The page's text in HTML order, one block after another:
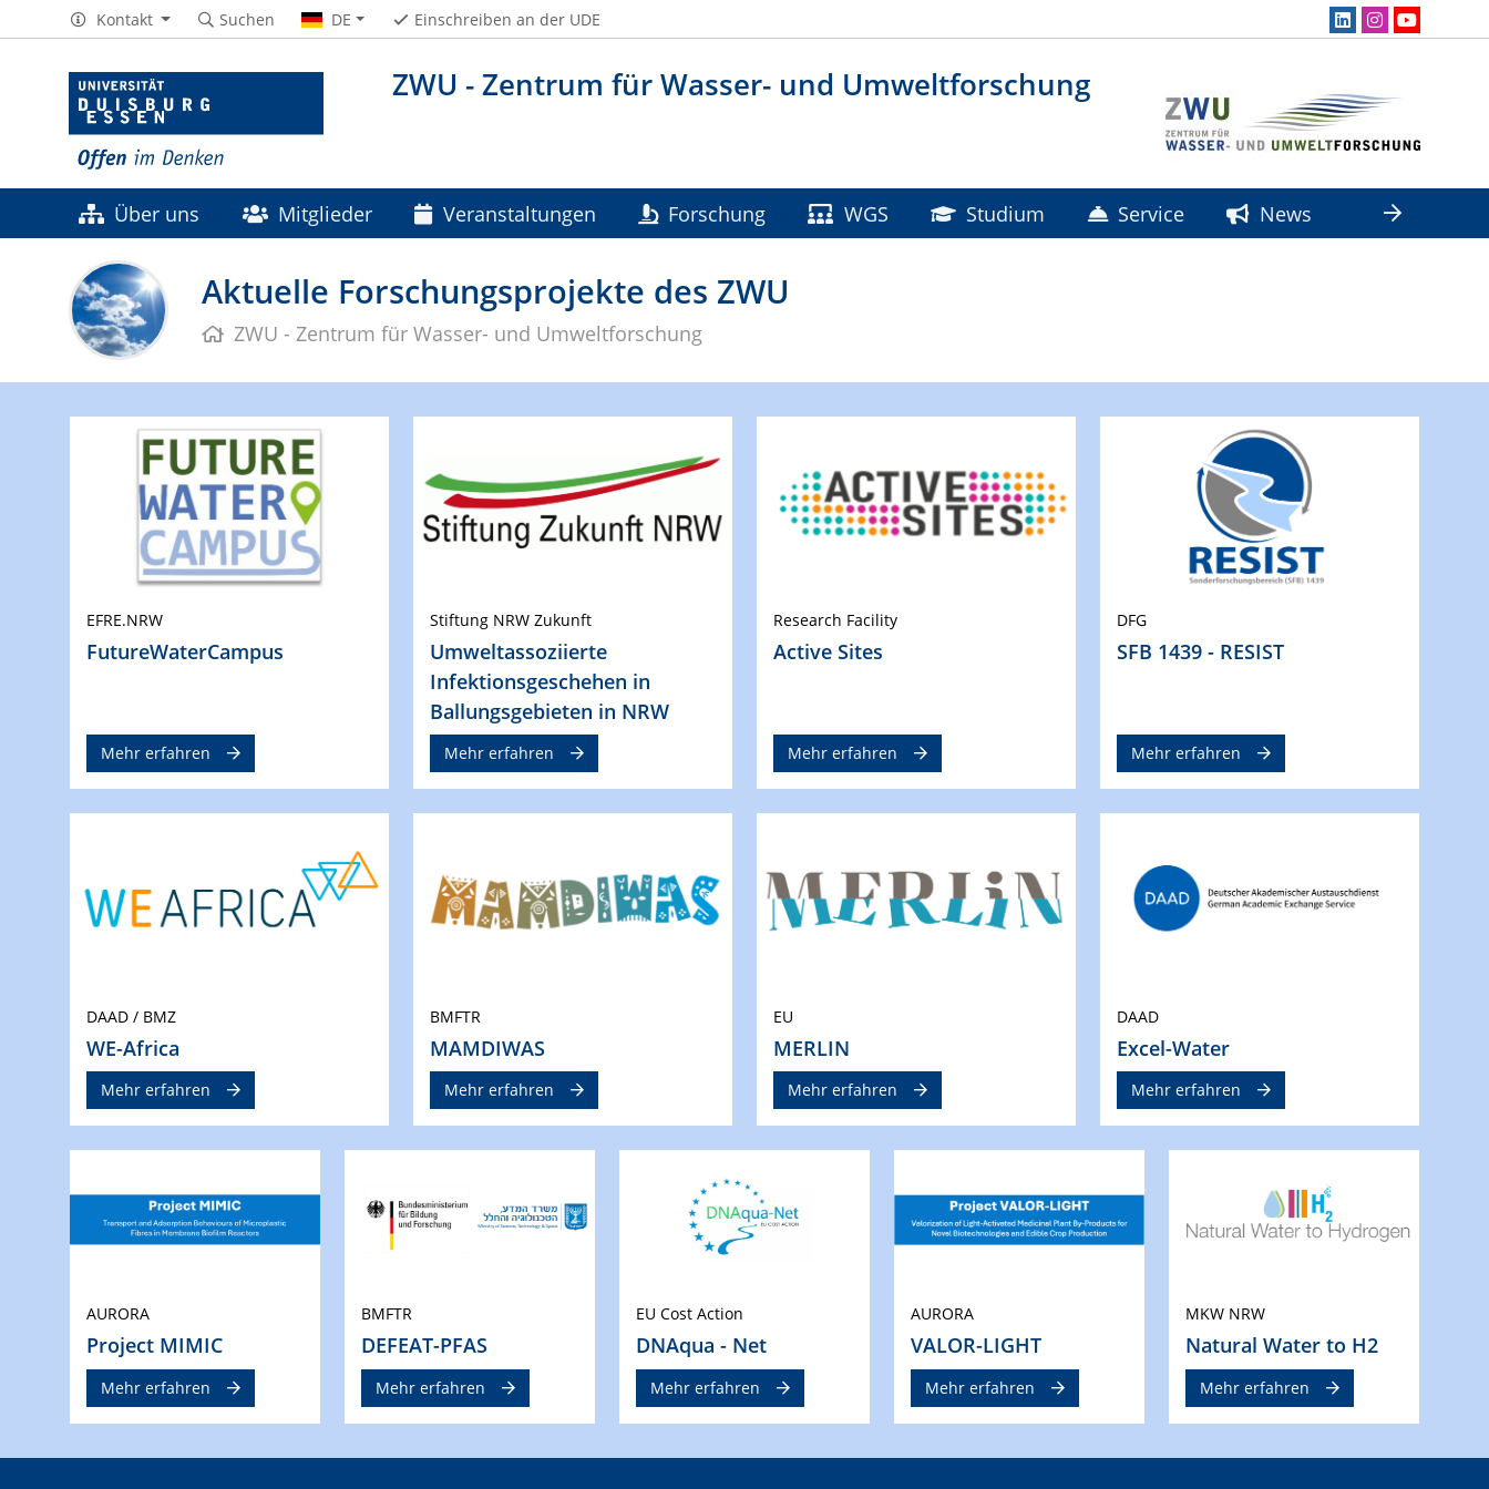
ZWU - Zentrum für Wasser- und Umweltforschung
Kontakt Suchen DE Einschreiben an der UDE
Über uns Mitglieder Veranstaltungen Forschung WGS Studium Service
News
Kontakt
Aktuelle Forschungsprojekte des ZWU
ZWU - Zentrum für Wasser- und Umweltforschung
EFRE.NRW
FutureWaterCampus
Mehr erfahren
Stiftung NRW Zukunft
Umweltassoziierte
Infektionsgeschehen in
Ballungsgebieten in NRW
Mehr erfahren
Research Facility
Active Sites
Mehr erfahren
DFG
SFB 1439 - RESIST
Mehr erfahren
DAAD / BMZ
WE-Africa
Mehr erfahren
BMFTR
MAMDIWAS
Mehr erfahren
EU
MERLIN
Mehr erfahren
DAAD
Excel-Water
Mehr erfahren
AURORA
Project MIMIC
Mehr erfahren
BMFTR
DEFEAT-PFAS
Mehr erfahren
EU Cost Action
DNAqua - Net
Mehr erfahren
AURORA
VALOR-LIGHT
Mehr erfahren
MKW NRW
Natural Water to H2
Mehr erfahren